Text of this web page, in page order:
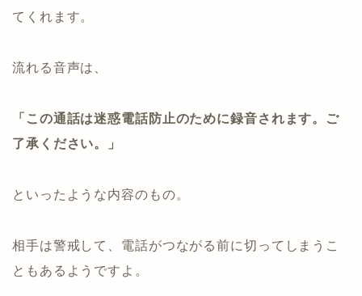
てくれます。
流れる音声は、
「この通話は迷惑電話防止のために録音されます。ご
了承ください。」
といったような内容のもの。
相手は警戒して、電話がつながる前に切ってしまうこ
ともあるようですよ。